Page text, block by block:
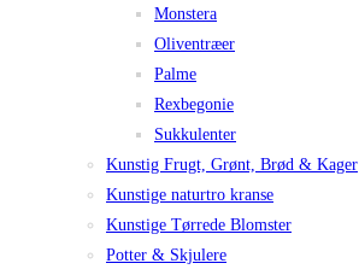
Monstera
Oliventræer
Palme
Rexbegonie
Sukkulenter
Kunstig Frugt, Grønt, Brød & Kager
Kunstige naturtro kranse
Kunstige Tørrede Blomster
Potter & Skjulere